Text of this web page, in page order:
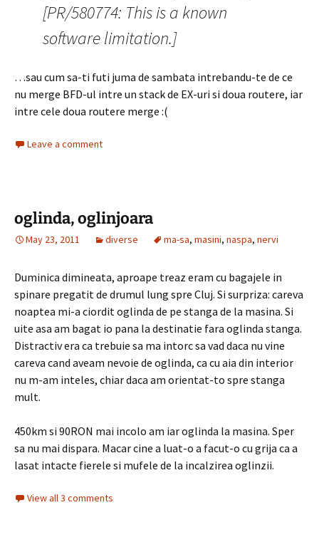
[PR/580774: This is a known
software limitation.]
…sau cum sa-ti futi juma de sambata intrebandu-te de ce
nu merge BFD-ul intre un stack de EX-uri si doua routere, iar
intre cele doua routere merge :(
Leave a comment
oglinda, oglinjoara
May 23, 2011 diverse ma-sa, masini, naspa, nervi
Duminica dimineata, aproape treaz eram cu bagajele in
spinare pregatit de drumul lung spre Cluj. Si surpriza: careva
noaptea mi-a ciordit oglinda de pe stanga de la masina. Si
uite asa am bagat io pana la destinatie fara oglinda stanga.
Distractiv era ca trebuie sa ma intorc sa vad daca nu vine
careva cand aveam nevoie de oglinda, ca cu aia din interior
nu m-am inteles, chiar daca am orientat-to spre stanga
mult.
450km si 90RON mai incolo am iar oglinda la masina. Sper
sa nu mai dispara. Macar cine a luat-o a facut-o cu grija ca a
lasat intacte fierele si mufele de la incalzirea oglinzii.
View all 3 comments